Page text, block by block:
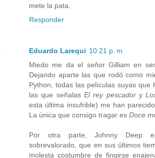
mete la pata.
Responder
Eduardo Larequi 10:21 p. m.
Miedo me da el señor Gilliam en
Dejando aparte las que rodó como
Python, todas las películas suyas que
las que señalas El rey pescadory
esta última insufrible) me han
La única que consigo tragar es Doce
Por otra parte, Johnny Deep
sobrevalorado, que en sus últimos
molesta costumbre de fingirse